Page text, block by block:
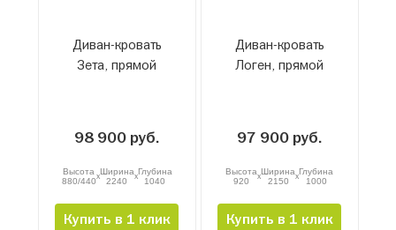
Диван-кровать
Зета, прямой
98 900 руб.
Высота
880/440xШирина
2240
xГлубина
1040
Купить в 1 клик
Диван-кровать
Логен, прямой
97 900 руб.
Высота
920
xШирина
2150
xГлубина
1000
Купить в 1 клик